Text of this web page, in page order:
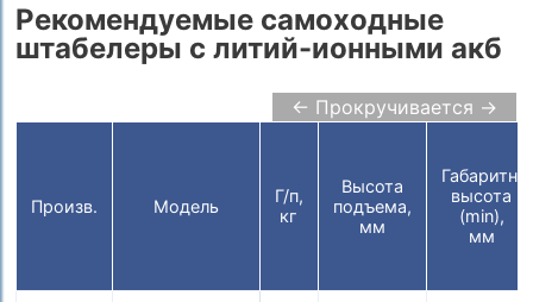
Рекомендуемые самоходные
штабелеры с литий-ионными акб
← Прокручивается →
Произв. Модель
Г/п,
кг
Высота
подъема,
мм
Габаритн.
высота
(min),
мм